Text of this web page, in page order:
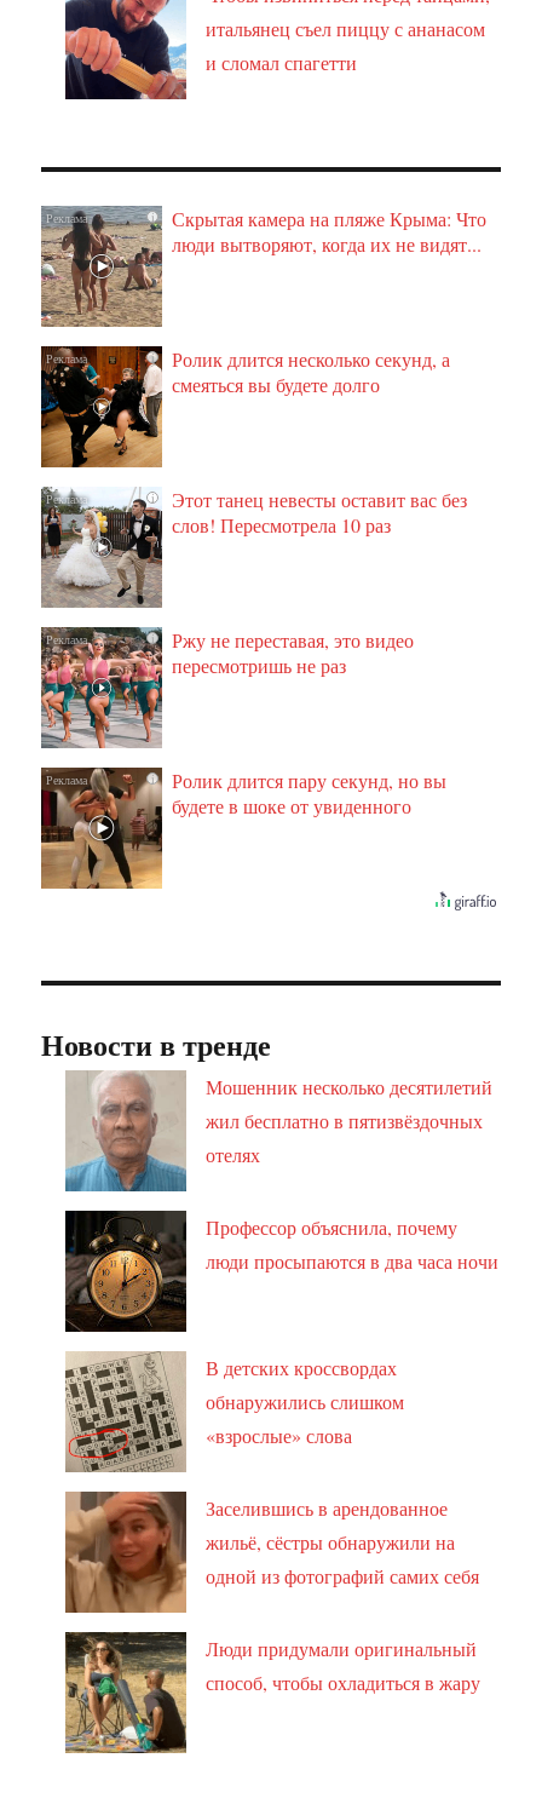
итальянец съел пиццу с ананасом
и сломал спагетти
i
Скрытая камера на пляже Крыма: Что
люди вытворяют, когда их не видят...
i
Ролик длится несколько секунд, а
смеяться вы будете долго
i
Этот танец невесты оставит вас без
слов! Пересмотрела 10 раз
i
Ржу не переставая, это видео
пересмотришь не раз
i
Ролик длится пару секунд, но вы
будете в шоке от увиденного
Новости в тренде
Мошенник несколько десятилетий
жил бесплатно в пятизвёздочных
отелях
Профессор объяснила, почему
люди просыпаются в два часа ночи
В детских кроссвордах
обнаружились слишком
«взрослые» слова
Заселившись в арендованное
жильё, сёстры обнаружили на
одной из фотографий самих себя
Люди придумали оригинальный
способ, чтобы охладиться в жару